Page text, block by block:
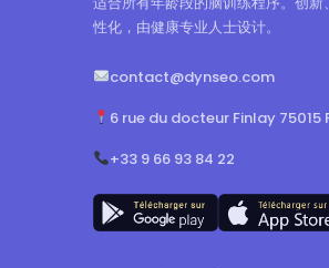
性化，由健康专业人士设计。
contact@dynseo.com
6 rue du docteur Finlay 75015
+33 9 66 93 84 22